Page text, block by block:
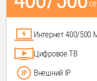
Интернет 400/500
Цифровое ТВ
Внешний IP